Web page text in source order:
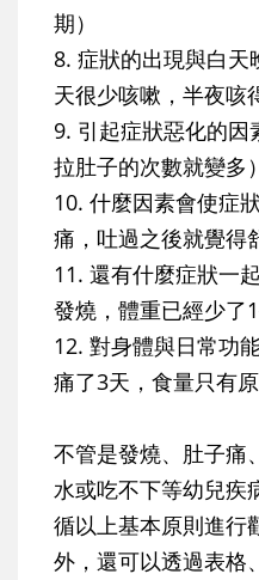
期）
8. 症狀的出現與白天
天很少咳嗽，半夜咳
9. 引起症狀惡化的因
拉肚子的次數就變多）
10. 什麼因素會使症
痛，吐過之後就覺得
11. 還有什麼症狀一
發燒，體重已經少了1
12. 對身體與日常功
痛了3天，食量只有原
不管是發燒、肚子痛
水或吃不下等幼兒疾
循以上基本原則進行
外，還可以透過表格